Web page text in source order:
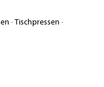
·Tischpressen ·